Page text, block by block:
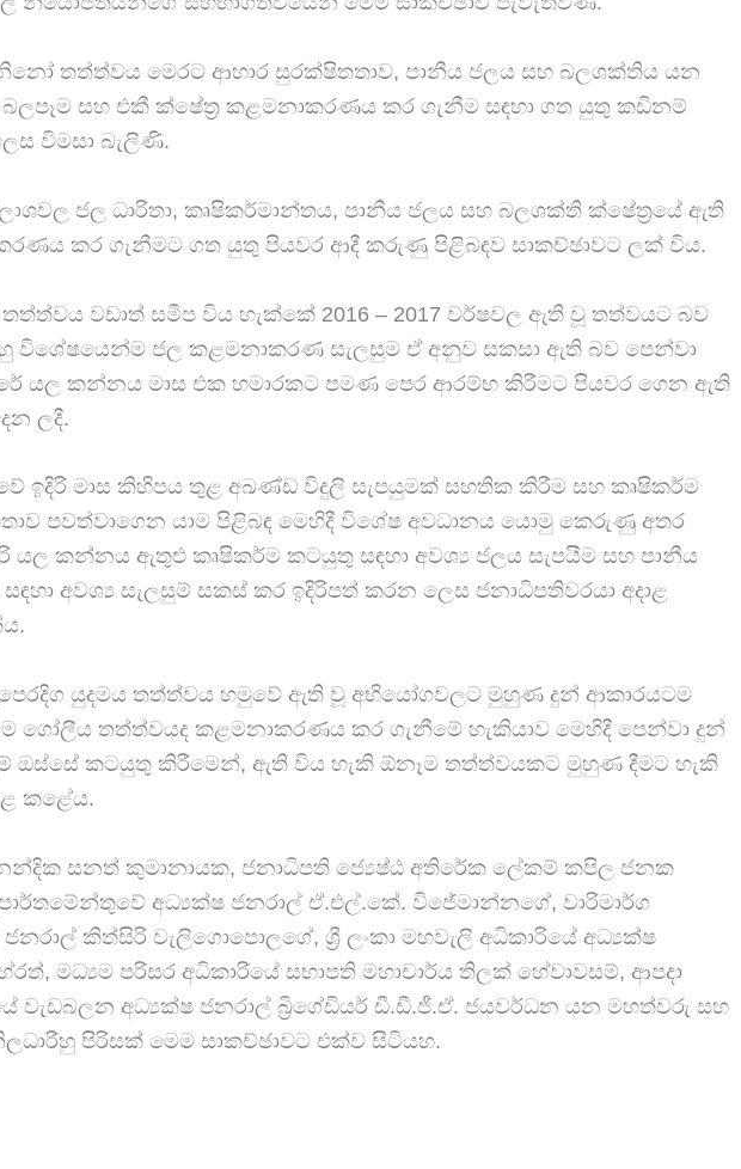
නිනෝ තත්ත්වය මෙරට ආහාර සුරක්ෂිතතාව, පානීය ජලය සහ බලශක්තිය යන
සහ එකී ක්ෂේත්‍ර කළමනාකරණය කර ගැනීම සඳහා ගත යුතු කඩිනම්
විමසා බැලිණි.
ජල ධාරිතා, කෘෂිකර්මාන්තය, පානීය ජලය සහ බලශක්ති ක්ෂේත්‍රයේ ඇති
කර ගැනීමට ගත යුතු පියවර ආදී කරුණු පිළිබඳව සාකච්ඡාවට ලක් විය.
වඩාත් සමීප විය හැක්කේ 2016 – 2017 වර්ෂවල ඇති වූ තත්වයට බව
විශේෂයෙන්ම ජල කළමනාකරණ සැලසුම ඒ අනුව සකසා ඇති බව පෙන්වා
යල කන්නය මාස එක හමාරකට පමණ පෙර ආරම්භ කිරීමට පියවර ගෙන ඇති
ලදී.
ඉදිරි මාස කිහිපය තුළ අඛණ්ඩ විදුලි සැපයුමක් සහතික කිරීම සහ කෘෂිකර්ම
පවත්වාගෙන යාම පිළිබඳ මෙහිදී විශේෂ අවධානය යොමු කෙරුණු අතර
යල කන්නය ඇතුළු කෘෂිකර්ම කටයුතු සඳහා අවශ්‍ය ජලය සැපයීම සහ පානීය
අවශ්‍ය සැලසුම් සකස් කර ඉදිරිපත් කරන ලෙස ජනාධිපතිවරයා අදාළ
යුදමය තත්ත්වය හමුවේ ඇති වූ අභියෝගවලට මුහුණ දුන් ආකාරයටම
ගෝලීය තත්ත්වයද කළමනාකරණය කර ගැනීමේ හැකියාව මෙහිදී පෙන්වා දුන්
ඔස්සේ කටයුතු කිරීමෙන්, ඇති විය හැකි ඕනෑම තත්ත්වයකට මුහුණ දීමට හැකි
කළේය.
සනත් කුමානායක, ජනාධිපති ජ්‍යෙෂ්ඨ අතිරේක ලේකම් කපිල ජනක
අධ්‍යක්ෂ ජනරාල් ඒ.එල්.කේ. විජේමාන්නගේ, වාරිමාර්ග
කිත්සිරි වැලිගොපොලගේ, ශ්‍රී ලංකා මහවැලි අධිකාරියේ අධ්‍යක්ෂ
මධ්‍යම පරිසර අධිකාරියේ සභාපති මහාචාර්ය තිලක් හේවාවසම්, ආපදා
වැඩබලන අධ්‍යක්ෂ ජනරාල් බ්‍රිගේඩියර් ඩී.ඩී.ජී.ඒ. ජයවර්ධන යන මහත්වරු සහ
පිරිසක් මෙම සාකච්ඡාවට එක්ව සිටියහ.